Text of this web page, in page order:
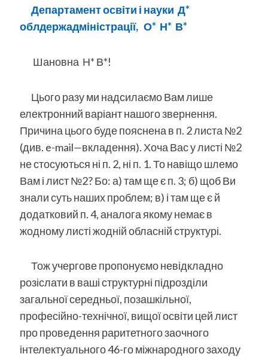
Департамент освіти і наукиД*
облдержадміністрації, О* Н* В*
Шановна Н* В*!
Цього разу ми надсилаємо Вам лише
електронний варіант нашого звернення.
Причина цього буде пояснена в п. 2 листа №2
(див. e-mail—вкладення). Хоча Вас у листі №2
не стосуються ні п. 2, ні п. 1. То навіщо шлемо
Вам і лист №2? Бо: а) там ще є п. 3; б) щоб Ви
знали суть наших проблем; в) і там ще є й
додатковий п. 4, аналога якому немає в
жодному листі жодній обласній структурі.
Тож учергове пропонуємо невідкладно
розіслати в ваші структурні підрозділи
загальної середньої, позашкільної,
професійно-технічної, вищої освіти цей лист
про проведення раритетного заочного
інтелектуального 46-го міжнародного заходу